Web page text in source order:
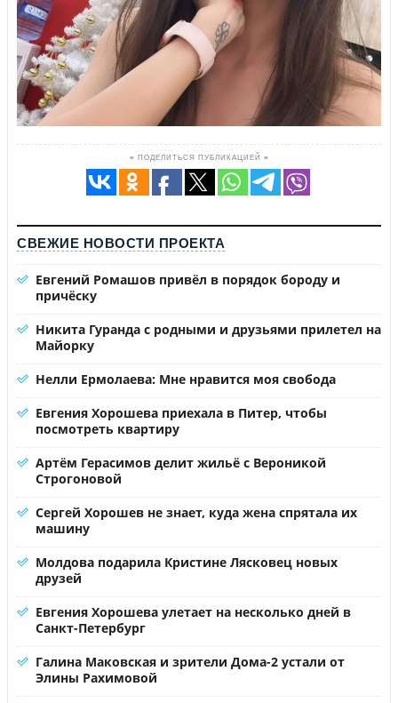
≡ ПОДЕЛИТЬСЯ ПУБЛИКАЦИЕЙ ≡
СВЕЖИЕ НОВОСТИ ПРОЕКТА
Евгений Ромашов привёл в порядок бороду и
причёску
Никита Гуранда с родными и друзьями прилетел на
Майорку
Нелли Ермолаева: Мне нравится моя свобода
Евгения Хорошева приехала в Питер, чтобы
посмотреть квартиру
Артём Герасимов делит жильё с Вероникой
Строгоновой
Сергей Хорошев не знает, куда жена спрятала их
машину
Молдова подарила Кристине Лясковец новых
друзей
Евгения Хорошева улетает на несколько дней в
Санкт-Петербург
Галина Маковская и зрители Дома-2 устали от
Элины Рахимовой